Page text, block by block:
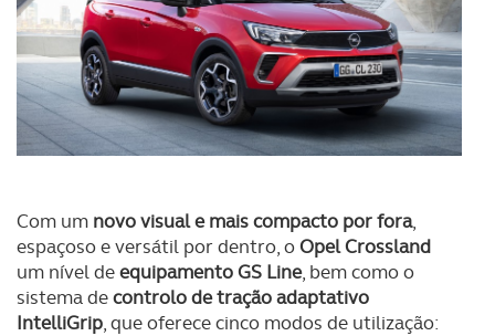
Com um novo visual e mais compacto por fora,
espaçoso e versátil por dentro, oOpel Crossland
um nível deequipamento GS Line, bem como o
sistema decontrolo de tração adaptativo
IntelliGrip, que oferece cinco modos de utilização: